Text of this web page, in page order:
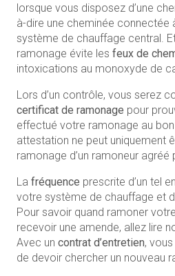
lorsque vous disposez d’une
à-dire une cheminée connectée
système de chauffage central.
ramonage évite les feux de
intoxications au monoxyde de
Lors d’un contrôle, vous serez
certificat de ramonage pour
effectué votre ramonage au
attestation ne peut uniquement
ramonage d’un ramoneur agréé
La fréquence prescrite d’un tel
votre système de chauffage et
Pour savoir quand ramoner
recevoir une amende, allez lire
Avec un contrat d’entretien,
de devoir chercher un nouveau